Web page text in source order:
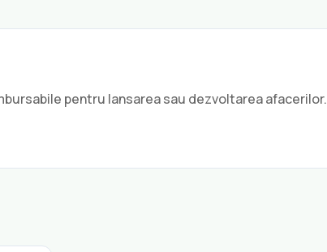
pentru lansarea sau dezvoltarea afacerilor.